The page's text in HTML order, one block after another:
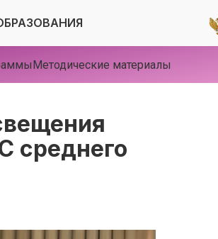
Методические материалы
среднего